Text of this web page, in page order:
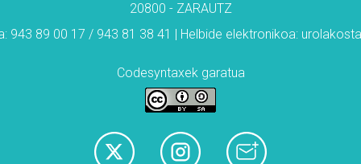
20800 - ZARAUTZ
943 89 00 17 / 943 81 38 41 | Helbide elektronikoa:
Codesyntaxek garatua